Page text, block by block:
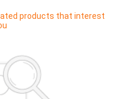
products that interest